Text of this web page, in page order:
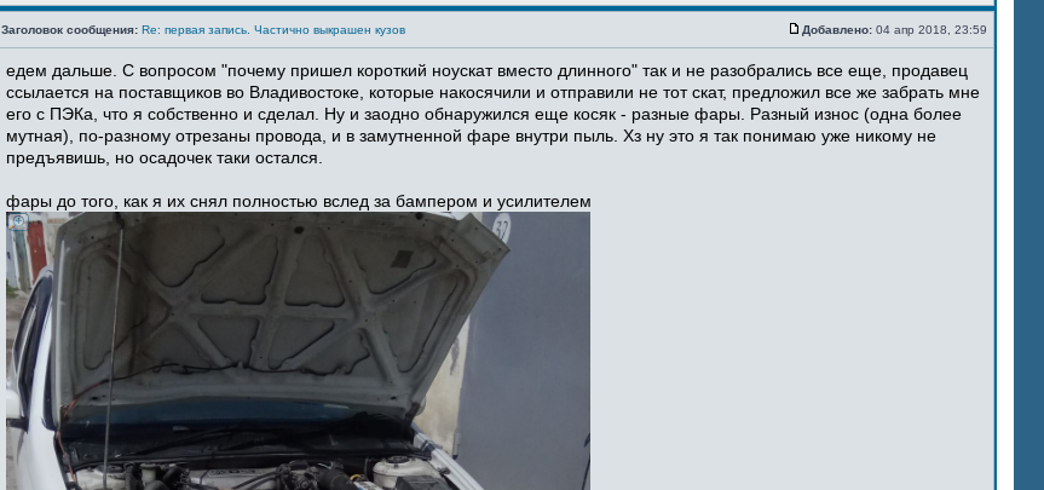
Заголовок сообщения: Re: первая запись. Частично выкрашен кузов Добавлено: 04 апр 2018, 23:59
едем дальше. С вопросом "почему пришел короткий ноускат вместо длинного" так и не разобрались все еще, продавец
ссылается на поставщиков во Владивостоке, которые накосячили и отправили не тот скат, предложил все же забрать мне
его с ПЭКа, что я собственно и сделал. Ну и заодно обнаружился еще косяк - разные фары. Разный износ (одна более
мутная), по-разному отрезаны провода, и в замутненной фаре внутри пыль. Хз ну это я так понимаю уже никому не
предъявишь, но осадочек таки остался.
фары до того, как я их снял полностью вслед за бампером и усилителем